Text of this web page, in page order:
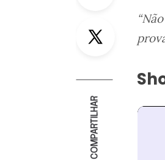
Twitter
COMPARTILHAR